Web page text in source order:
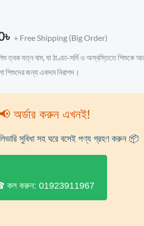
৳ + Free Shipping (Big Order)
ত্বক যত্ন বাম, যা ঠাণ্ডা-সর্দি ও অস্বস্তিতে শিশুকে
শিশুদের জন্য একদম নিরাপদ।
অর্ডার করুন এখনই!
সুবিধা সহ ঘরে বসেই পণ্য গ্রহণ করুন 📦
কল করুন: 01923911967